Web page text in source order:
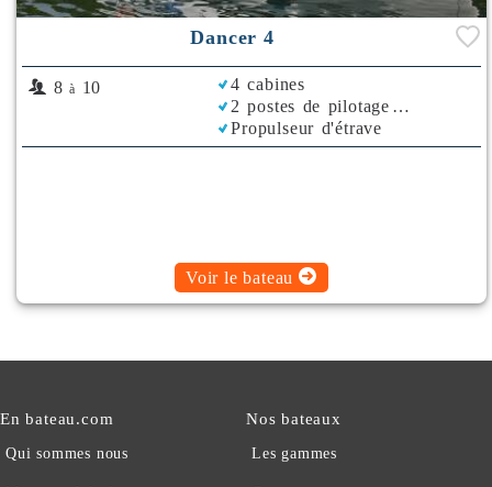
Dancer 4
8 à 10
4 cabines
2 postes de pilotage
Propulseur d'étrave
Voir le bateau
En bateau.com
Qui sommes nous
Nos bateaux
Les gammes